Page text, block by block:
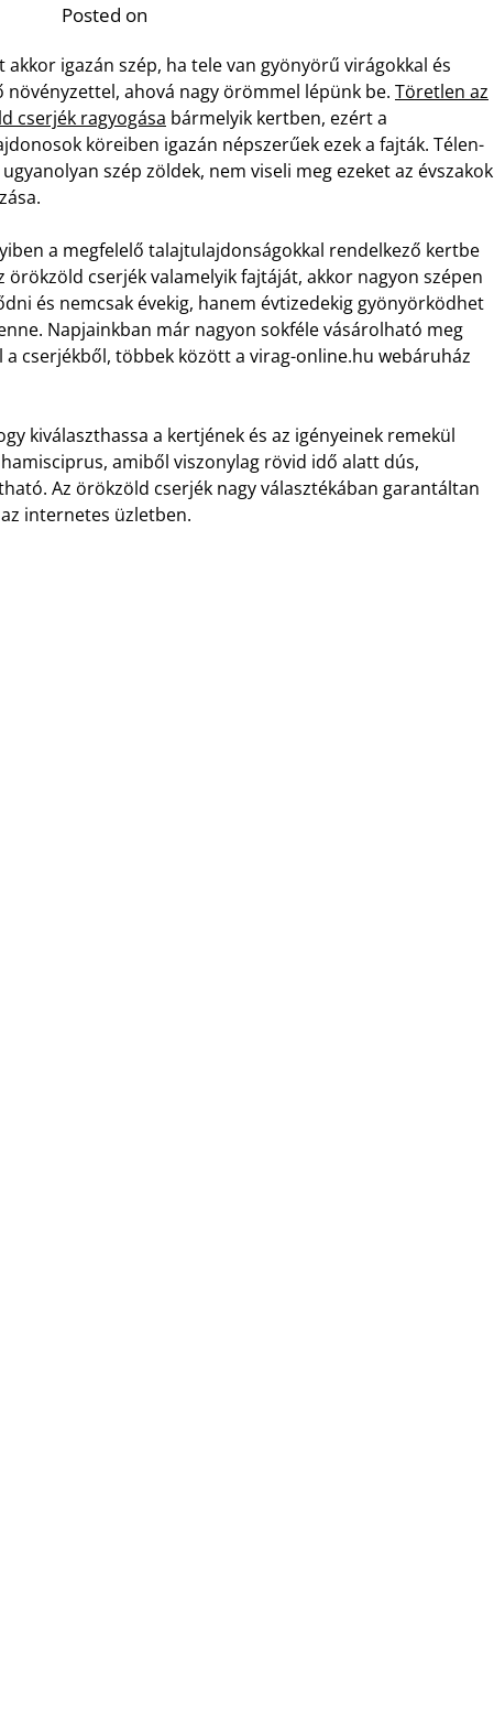
Posted on
akkor igazán szép, ha tele van gyönyörű virágokkal és
növényzettel, ahová nagy örömmel lépünk be. Töretlen az
cserjék ragyogása bármelyik kertben, ezért a
köreiben igazán népszerűek ezek a fajták. Télen-
szép zöldek, nem viseli meg ezeket az évszakok
a megfelelő talajtulajdonságokkal rendelkező kertbe
örökzöld cserjék valamelyik fajtáját, akkor nagyon szépen
és nemcsak évekig, hanem évtizedekig gyönyörködhet
Napjainkban már nagyon sokféle vásárolható meg
a cserjékből, többek között a virag-online.hu webáruház
kiválaszthassa a kertjének és az igényeinek remekül
amiből viszonylag rövid idő alatt dús,
Az örökzöld cserjék nagy választékában garantáltan
internetes üzletben.